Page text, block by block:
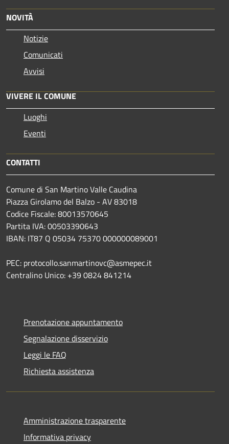
NOVITÀ
Notizie
Comunicati
Avvisi
VIVERE IL COMUNE
Luoghi
Eventi
CONTATTI
Comune di San Martino Valle Caudina
Piazza Girolamo del Balzo - AV 83018
Codice Fiscale: 80013570645
Partita IVA: 00503390643
IBAN: IT87 Q 05034 75370 000000089001
PEC: protocollo.sanmartinovc@asmepec.it
Centralino Unico: +39 0824 841214
Prenotazione appuntamento
Segnalazione disservizio
Leggi le FAQ
Richiesta assistenza
Amministrazione trasparente
Informativa privacy